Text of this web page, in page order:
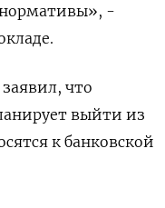
-
что
выйти из
к банковской